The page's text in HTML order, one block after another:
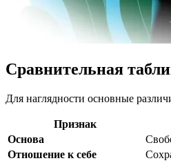
Сравнительная
Для наглядности основные
Признак
Основа
Отношение к себе